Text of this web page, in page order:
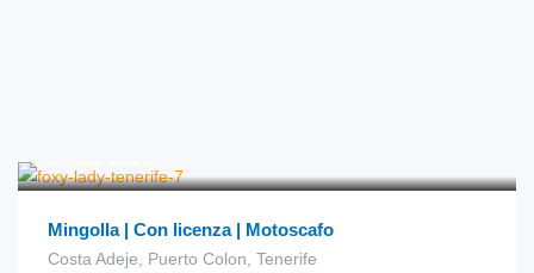
Mingolla | Con licenza | Motoscafo
Costa Adeje, Puerto Colon, Tenerife